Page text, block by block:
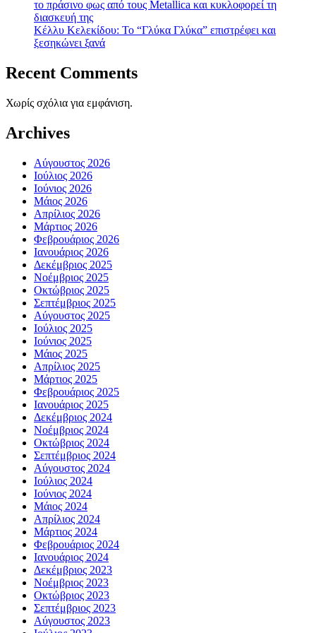
το πράσινο φως από τους Metallica και κυκλοφορεί τη
διασκευή της
Κέλλυ Κελεκίδου: Το “Γλύκα Γλύκα” επιστρέφει και
ξεσηκώνει ξανά
Recent Comments
Χωρίς σχόλια για εμφάνιση.
Archives
Αύγουστος 2026
Ιούλιος 2026
Ιούνιος 2026
Μάιος 2026
Απρίλιος 2026
Μάρτιος 2026
Φεβρουάριος 2026
Ιανουάριος 2026
Δεκέμβριος 2025
Νοέμβριος 2025
Οκτώβριος 2025
Σεπτέμβριος 2025
Αύγουστος 2025
Ιούλιος 2025
Ιούνιος 2025
Μάιος 2025
Απρίλιος 2025
Μάρτιος 2025
Φεβρουάριος 2025
Ιανουάριος 2025
Δεκέμβριος 2024
Νοέμβριος 2024
Οκτώβριος 2024
Σεπτέμβριος 2024
Αύγουστος 2024
Ιούλιος 2024
Ιούνιος 2024
Μάιος 2024
Απρίλιος 2024
Μάρτιος 2024
Φεβρουάριος 2024
Ιανουάριος 2024
Δεκέμβριος 2023
Νοέμβριος 2023
Οκτώβριος 2023
Σεπτέμβριος 2023
Αύγουστος 2023